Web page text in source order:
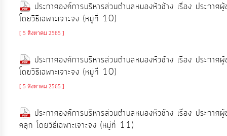
ประกาศองค์การบริหารส่วนตำบลหนองหัวช้าง เรื่อง ประกาศ
โดยวิธีเฉพาะเจาะจง (หมู่ที่ 10)
[ 5 สิงหาคม 2565 ]
ประกาศองค์การบริหารส่วนตำบลหนองหัวช้าง เรื่อง ประกาศ
โดยวิธีเฉพาะเจาะจง (หมู่ที่ 10)
[ 5 สิงหาคม 2565 ]
ประกาศองค์การบริหารส่วนตำบลหนองหัวช้าง เรื่อง ประกาศ
คลุก โดยวิธีเฉพาะเจาะจง (หมู่ที่ 11)